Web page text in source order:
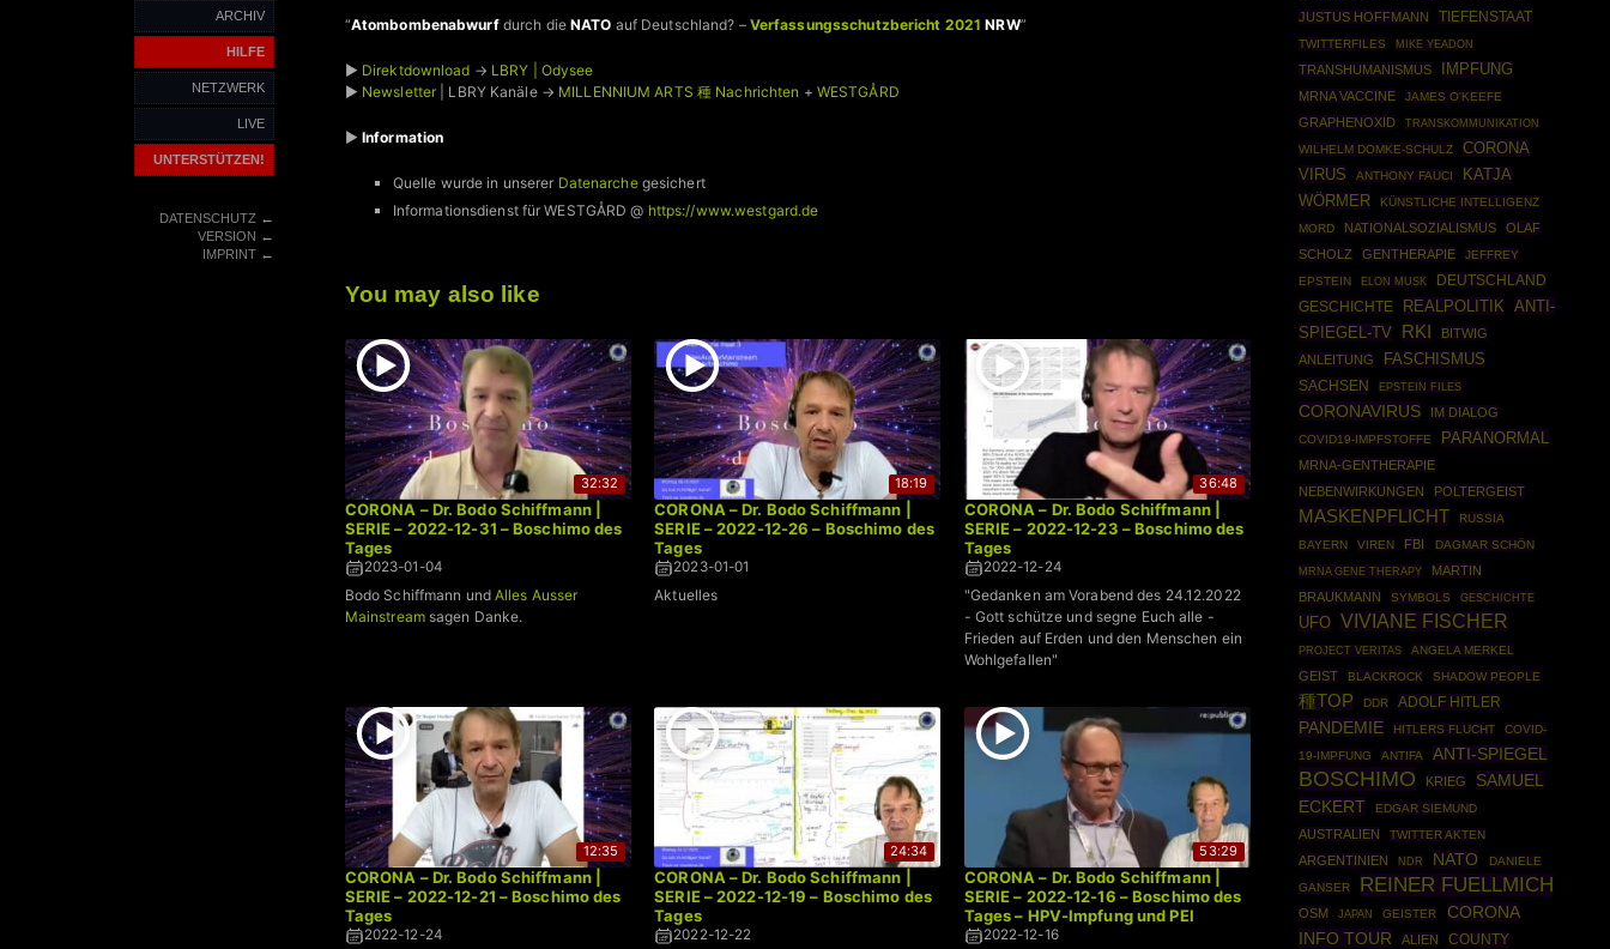
ARCHIV
HILFE
NETZWERK
LIVE
UNTERSTÜTZEN!
DATENSCHUTZ←
VERSION ←
IMPRINT←
“Atombombenabwurfdurch die NATO auf Deutschland? – Verfassungsschutzbericht 2021 NRW”
► Direktdownload → LBRY | Odysee
► Newsletter | LBRY Kanäle → MILLENNIUM ARTS 種 Nachrichten + WESTGÅRD
► Information
Quelle wurde in unserer Datenarchegesichert
Informationsdienst für WESTGÅRD @ https://www.westgard.de
You may also like
32:32
CORONA – Dr. Bodo Schiffmann |
SERIE – 2022-12-31 – Boschimo des
Tages
2023-01-04
Bodo Schiffmann undAlles Ausser
Mainstreamsagen Danke.
18:19
CORONA – Dr. Bodo Schiffmann |
SERIE – 2022-12-26 – Boschimo des
Tages
2023-01-01
Aktuelles
36:48
CORONA – Dr. Bodo Schiffmann |
SERIE – 2022-12-23 – Boschimo des
Tages
2022-12-24
"Gedanken am Vorabend des 24.12.2022
- Gott schütze und segne Euch alle -
Frieden auf Erden und den Menschen ein
Wohlgefallen"
12:35
CORONA – Dr. Bodo Schiffmann |
SERIE – 2022-12-21 – Boschimo des
Tages
2022-12-24
24:34
CORONA – Dr. Bodo Schiffmann |
SERIE – 2022-12-19 – Boschimo des
Tages
2022-12-22
53:29
CORONA – Dr. Bodo Schiffmann |
SERIE – 2022-12-16 – Boschimo des
Tages – HPV-Impfung und PEI
2022-12-16
JUSTUS HOFFMANN TIEFENSTAAT
TWITTERFILES MIKE YEADON
TRANSHUMANISMUS IMPFUNG
MRNA VACCINE JAMES O'KEEFE
GRAPHENOXID TRANSKOMMUNIKATION
WILHELM DOMKE-SCHULZ
CORONA
VIRUS
ANTHONY FAUCI
KATJA
WÖRMER
KÜNSTLICHE INTELLIGENZ
MORD
NATIONALSOZIALISMUS
OLAF
SCHOLZ
GENTHERAPIE
JEFFREY
EPSTEIN
ELON MUSK
DEUTSCHLAND
GESCHICHTE
REALPOLITIK
ANTI-
SPIEGEL-TV
RKI
BITWIG
ANLEITUNG
FASCHISMUS
SACHSEN
EPSTEIN FILES
CORONAVIRUS IM DIALOG
COVID19-IMPFSTOFFE PARANORMAL
MRNA-GENTHERAPIE
NEBENWIRKUNGEN
POLTERGEIST
MASKENPFLICHT
RUSSIA
BAYERN
VIREN FBI
DAGMAR SCHÖN
MRNA GENE THERAPY
MARTIN
BRAUKMANN
SYMBOLS GESCHICHTE
UFO VIVIANE FISCHER
PROJECT VERITAS ANGELA MERKEL
GEIST BLACKROCK SHADOW PEOPLE
種TOP DDR ADOLF HITLER
PANDEMIE HITLERS FLUCHT
COVID-
19-IMPFUNG
ANTIFA ANTI-SPIEGEL
BOSCHIMO KRIEG
SAMUEL
ECKERT
EDGAR SIEMUND
AUSTRALIEN TWITTER AKTEN
ARGENTINIEN NDR NATO
DANIELE
GANSER
REINER FUELLMICH
OSM JAPAN GEISTER
CORONA
INFO TOUR
ALIEN
COUNTY